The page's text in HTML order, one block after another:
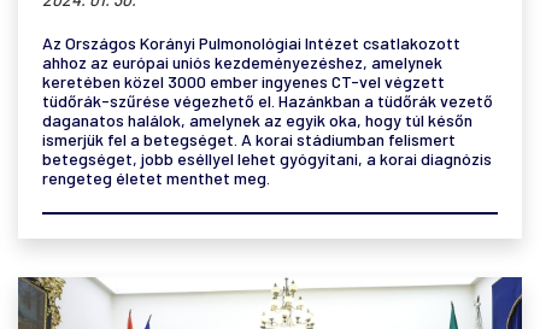
Az Országos Korányi Pulmonológiai Intézet csatlakozott
ahhoz az európai uniós kezdeményezéshez, amelynek
keretében közel 3000 ember ingyenes CT-vel végzett
tüdőrák-szűrése végezhető el. Hazánkban a tüdőrák vezető
daganatos halálok, amelynek az egyik oka, hogy túl későn
ismerjük fel a betegséget. A korai stádiumban felismert
betegséget, jobb eséllyel lehet gyógyítani, a korai diagnózis
rengeteg életet menthet meg.